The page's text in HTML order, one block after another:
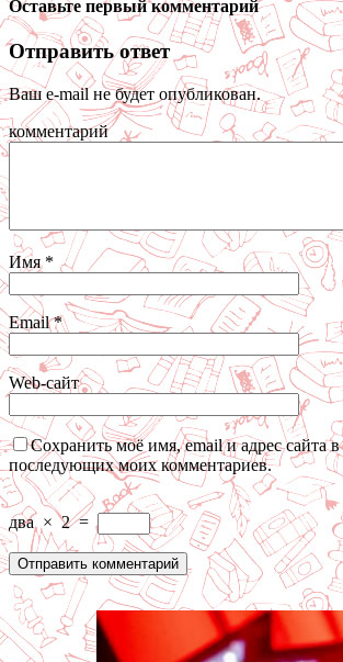
Оставьте первый комментарий
Отправить ответ
Ваш e-mail не будет опубликован.
комментарий
Имя*
Email*
Web-сайт
Сохранить моё имя, email и адрес сайта в
последующих моих комментариев.
два × 2 =